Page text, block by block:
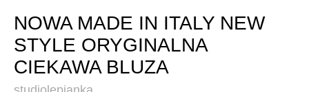
NOWA MADE IN ITALY NEW
STYLE ORYGINALNA
CIEKAWA BLUZA